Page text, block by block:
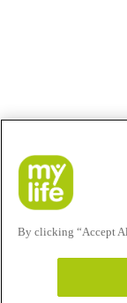
By clicking “Accept